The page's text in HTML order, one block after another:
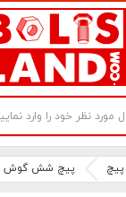
پیچ و مهره های
پیچ پیچ شش گوش